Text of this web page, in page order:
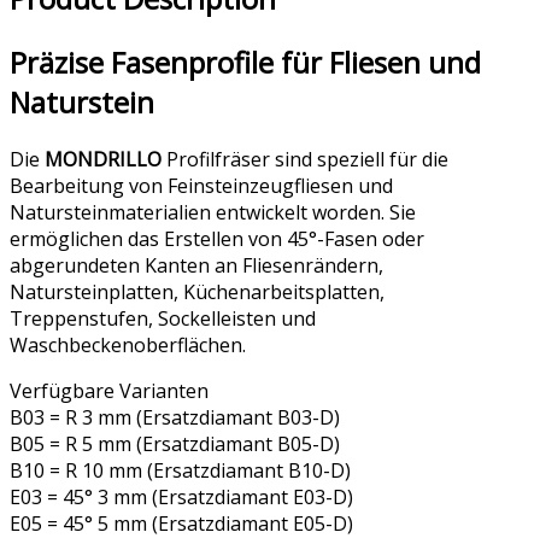
Präzise Fasenprofile für Fliesen und
Naturstein
Die MONDRILLO Profilfräser sind speziell für die
Bearbeitung von Feinsteinzeugfliesen und
Natursteinmaterialien entwickelt worden. Sie
ermöglichen das Erstellen von 45°-Fasen oder
abgerundeten Kanten an Fliesenrändern,
Natursteinplatten, Küchenarbeitsplatten,
Treppenstufen, Sockelleisten und
Waschbeckenoberflächen.
Verfügbare Varianten
B03 = R 3 mm (Ersatzdiamant B03-D)
B05 = R 5 mm (Ersatzdiamant B05-D)
B10 = R 10 mm (Ersatzdiamant B10-D)
E03 = 45° 3 mm (Ersatzdiamant E03-D)
E05 = 45° 5 mm (Ersatzdiamant E05-D)